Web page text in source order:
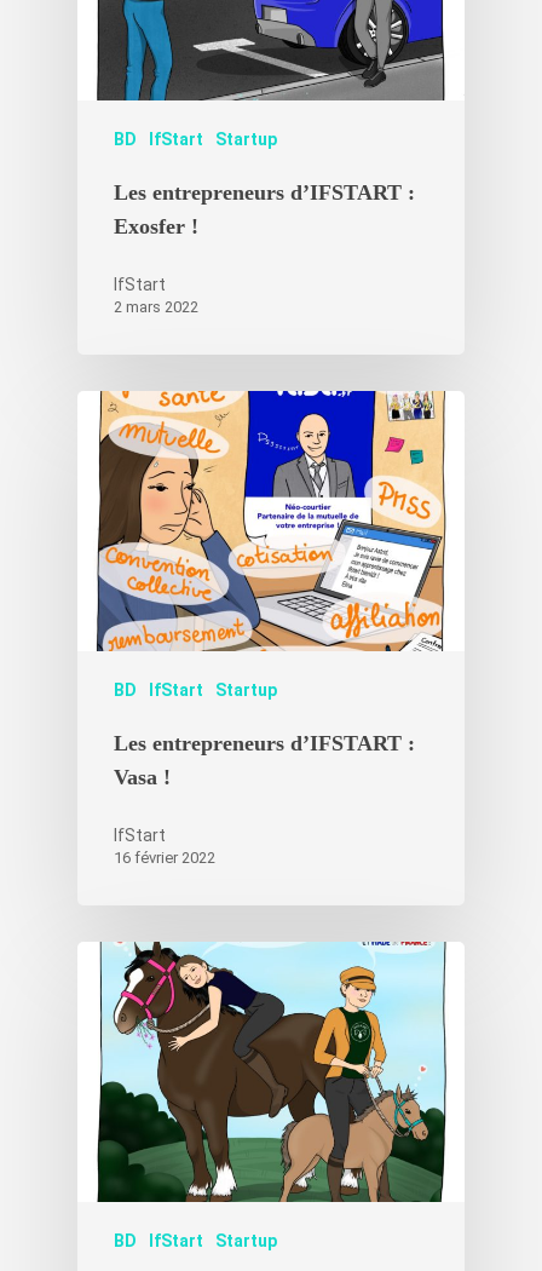
BD IfStart Startup
Les entrepreneurs d’IFSTART :
Exosfer !
IfStart
2 mars 2022
BD IfStart Startup
Les entrepreneurs d’IFSTART :
Vasa !
IfStart
16 février 2022
BD IfStart Startup
Nos
Les experts
Actualités récentes
Contact